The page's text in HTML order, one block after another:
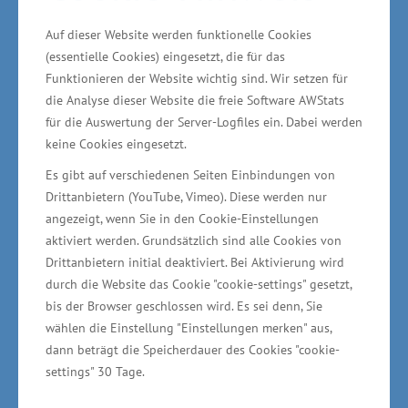
Auf dieser Website werden funktionelle Cookies
(essentielle Cookies) eingesetzt, die für das
Funktionieren der Website wichtig sind. Wir setzen für
die Analyse dieser Website die freie Software AWStats
für die Auswertung der Server-Logfiles ein. Dabei werden
keine Cookies eingesetzt.
Es gibt auf verschiedenen Seiten Einbindungen von
Drittanbietern (YouTube, Vimeo). Diese werden nur
angezeigt, wenn Sie in den Cookie-Einstellungen
aktiviert werden. Grundsätzlich sind alle Cookies von
Drittanbietern initial deaktiviert. Bei Aktivierung wird
durch die Website das Cookie "cookie-settings" gesetzt,
bis der Browser geschlossen wird. Es sei denn, Sie
wählen die Einstellung "Einstellungen merken" aus,
dann beträgt die Speicherdauer des Cookies "cookie-
settings" 30 Tage.
Ypsomed AG überzeugt, neben ihren
Produktionsstätten in der Schweiz und in
Tschechien auch in Mecklenburg-Vorpommern
ein Werk zu bauen. Hier bietet sich dem
Medizintechnikunternehmen ein modernes
Industriegebiet mit gut ausgebauter
Infrastruktur, einer verkehrsgünstigen Lage und
vor allem qualifizierten Arbeitskräften. Wir
werden weiter die Ansiedlung neuer und die
Erweiterung bestehender Unternehmen im
Land unterstützen“, sagte Rudolph.